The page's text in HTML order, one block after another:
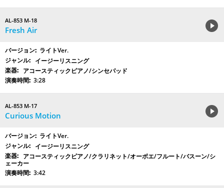
AL-853 M-18
Fresh Air
ライトVer.
イージーリスニング
アコースティックピアノ/シンセパッド
3:28
AL-853 M-17
Curious Motion
ライトVer.
イージーリスニング
アコースティックピアノ/クラリネット/オーボエ/フルート/バスーン/シ
ェーカー
3:42